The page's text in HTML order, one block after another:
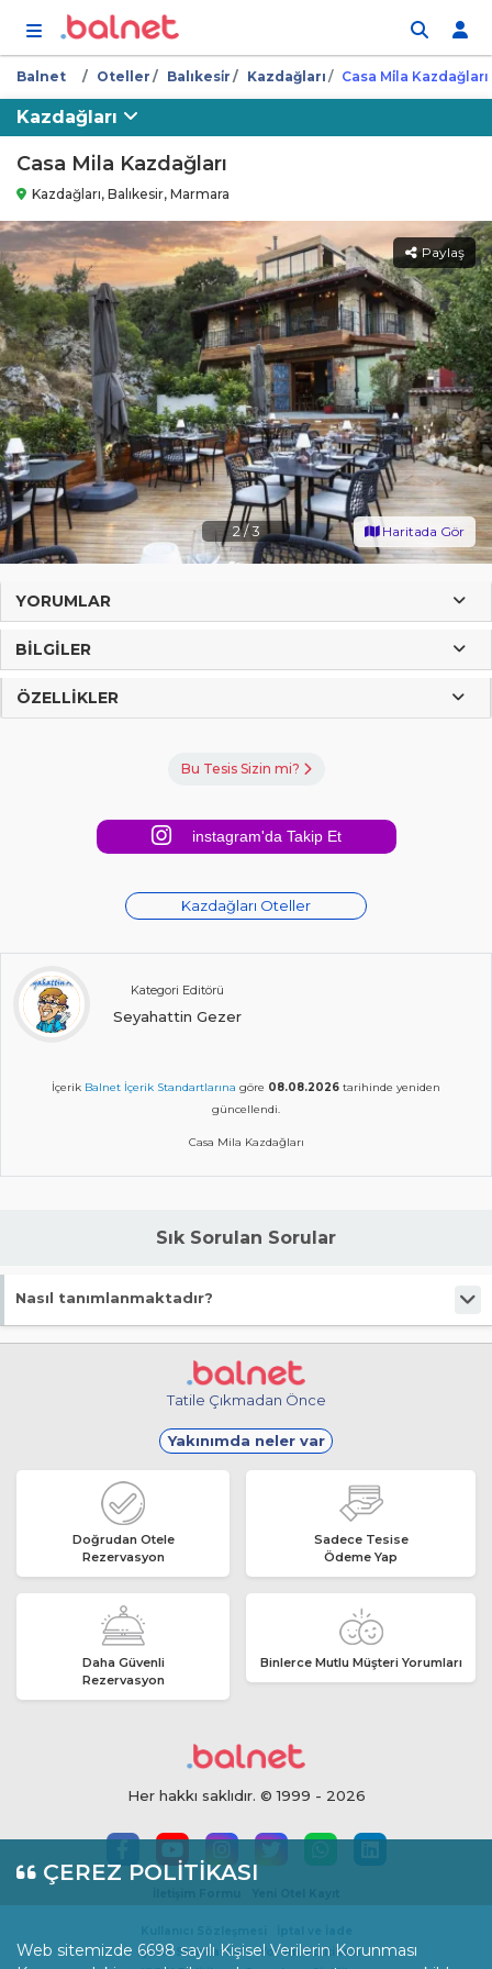
ÇEREZ POLİTİKASI
Web sitemizde 6698 sayılı Kişisel Verilerin Korunması
Balnet Oteller Balıkesi̇r Kazdağları Casa Mi̇la Kazdağları
Kazdağları
Casa Mila Kazdağları
Kazdağları, Balıkesir, Marmara
2/3
Paylaş
Haritada Gör
YORUMLAR
BILGILER
ÖZELLIKLER
Bu Tesis Sizin mi?
instagram'da Takip Et
Kazdağları Oteller
Kategori Editörü
Seyahattin Gezer
İçerik Balnet İçerik Standartlarına göre 08.08.2026 tarihinde yeniden
güncellendi.
Casa Mila Kazdağları
Sık Sorulan Sorular
Nasıl tanımlanmaktadır?
Tesis Butik Otel statüsündedir.
Tatile Çıkmadan Önce
Yakınımda neler var
Doğrudan Otele
Rezervasyon
Sadece Tesise
Ödeme Yap
Daha Güvenli
Rezervasyon
Binlerce Mutlu Müşteri Yorumları
Her hakkı saklıdır. © 1999 - 2026
İçerik Standartları
Yorum Politikası